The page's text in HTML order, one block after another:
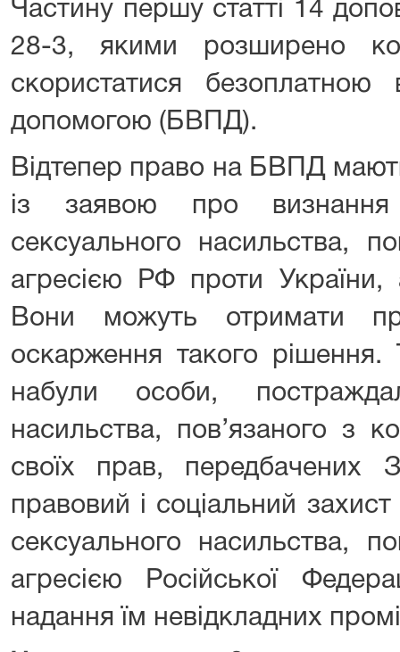
Частину першу статті 14
28-3, якими розширено
скористатися
допомогою (БВПД).
Відтепер право на БВПД
із заявою про визнання
сексуального насильства,
агресією РФ проти України,
Вони можуть отримати
оскарження такого
набули особи,
насильства, пов’язаного з
своїх прав, передбачених
правовий і соціальний
сексуального насильства,
агресією Російської
надання їм невідкладних